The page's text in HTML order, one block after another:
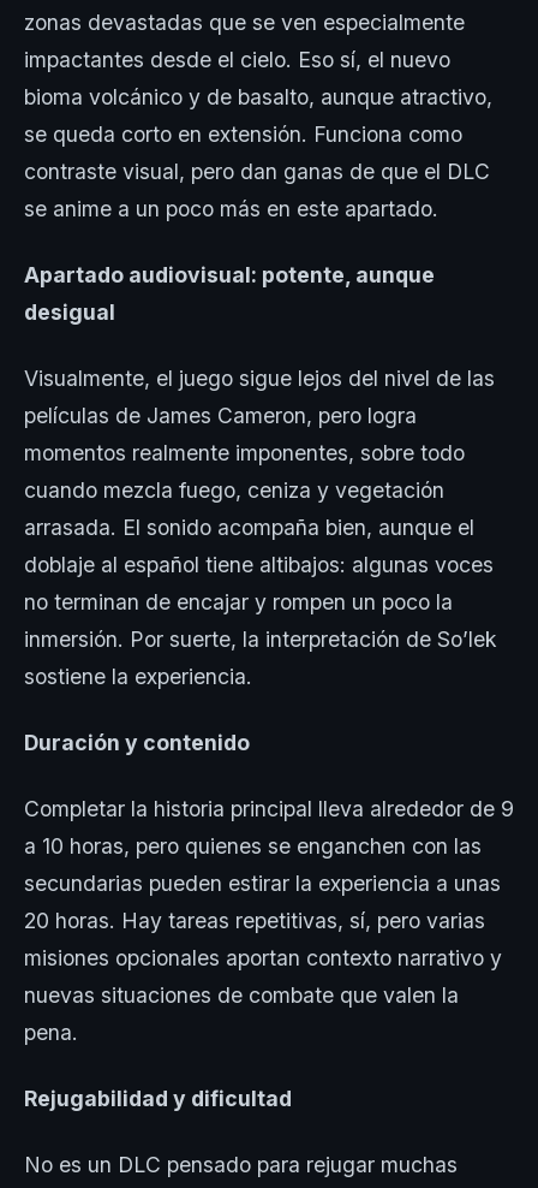
zonas devastadas que se ven especialmente
impactantes desde el cielo. Eso sí, el nuevo
bioma volcánico y de basalto, aunque atractivo,
se queda corto en extensión. Funciona como
contraste visual, pero dan ganas de que el DLC
se anime a un poco más en este apartado.
Apartado audiovisual: potente, aunque
desigual
Visualmente, el juego sigue lejos del nivel de las
películas de James Cameron, pero logra
momentos realmente imponentes, sobre todo
cuando mezcla fuego, ceniza y vegetación
arrasada. El sonido acompaña bien, aunque el
doblaje al español tiene altibajos: algunas voces
no terminan de encajar y rompen un poco la
inmersión. Por suerte, la interpretación de So’lek
sostiene la experiencia.
Duración y contenido
Completar la historia principal lleva alrededor de 9
a 10 horas, pero quienes se enganchen con las
secundarias pueden estirar la experiencia a unas
20 horas. Hay tareas repetitivas, sí, pero varias
misiones opcionales aportan contexto narrativo y
nuevas situaciones de combate que valen la
pena.
Rejugabilidad y dificultad
No es un DLC pensado para rejugar muchas